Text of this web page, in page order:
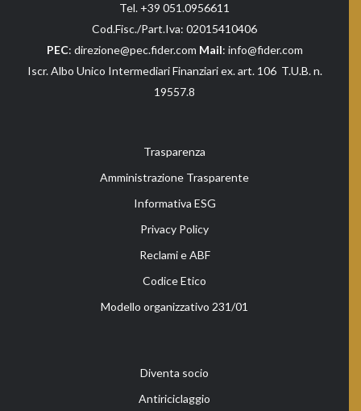
Tel. +39 051.0956611
Cod.Fisc./Part.Iva: 02015410406
PEC: direzione@pec.fider.com Mail: info@fider.com
Iscr. Albo Unico Intermediari Finanziari ex. art. 106 T.U.B. n.
19557.8
Trasparenza
Amministrazione Trasparente
Informativa ESG
Privacy Policy
Reclami e ABF
Codice Etico
Modello organizzativo 231/01
Diventa socio
Antiriciclaggio